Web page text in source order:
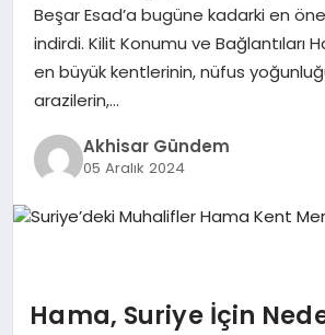
Beşar Esad’a bugüne kadarki en
indirdi. Kilit Konumu ve Bağlantıları
en büyük kentlerinin, nüfus
arazilerin,…
Akhisar Gündem
05 Aralık 2024
Hama, Suriye İçin